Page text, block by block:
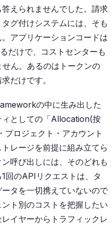
えられませんでした。請求
グ付けシステムには、そも
アプリケーションコードは
だけで、コストセンターも
ん。あるのはトークンの
だけです。
の中に生み出した
ィとしての「Allocation(按
ロジェクト・アカウント
レージを前提に組み立てら
呼び出しには、そのどれも
回のAPIリクエストは、タ
タを一切携えていないので
ト別のコストを把握したい
イヤーからトラフィックレ